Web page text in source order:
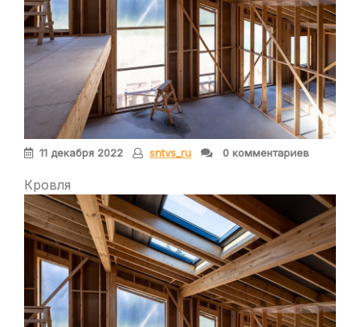
11 декабря 2022 sntvs_ru 0 комментариев
Кровля